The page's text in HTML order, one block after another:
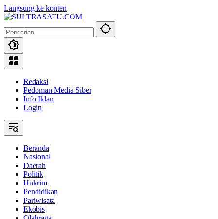
Langsung ke konten
Redaksi
Pedoman Media Siber
Info Iklan
Login
Beranda
Nasional
Daerah
Politik
Hukrim
Pendidikan
Pariwisata
Ekobis